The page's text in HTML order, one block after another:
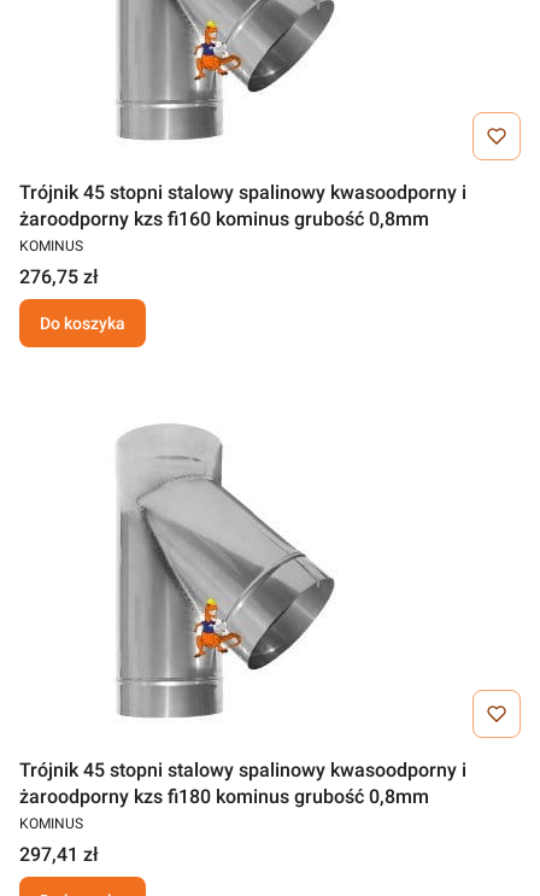
Trójnik 45 stopni stalowy spalinowy kwasoodporny i
żaroodporny kzs fi160 kominus grubość 0,8mm
KOMINUS
276,75 zł
Do koszyka
Trójnik 45 stopni stalowy spalinowy kwasoodporny i
żaroodporny kzs fi180 kominus grubość 0,8mm
KOMINUS
297,41 zł